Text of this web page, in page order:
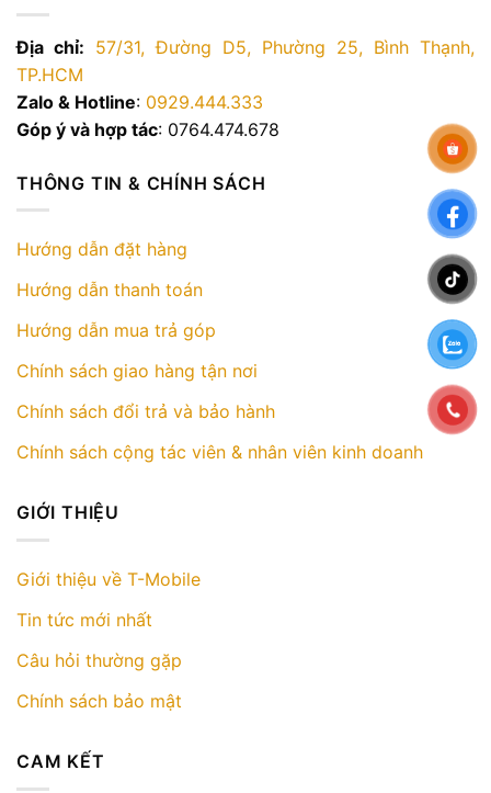
Địa chỉ: 57/31, Đường D5, Phường 25, Bình Thạnh,
TP.HCM
Zalo & Hotline: 0929.444.333
Góp ý và hợp tác: 0764.474.678
THÔNG TIN & CHÍNH SÁCH
Hướng dẫn đặt hàng
Hướng dẫn thanh toán
Hướng dẫn mua trả góp
Chính sách giao hàng tận nơi
Chính sách đổi trả và bảo hành
Chính sách cộng tác viên & nhân viên kinh doanh
GIỚI THIỆU
Giới thiệu về T-Mobile
Tin tức mới nhất
Câu hỏi thường gặp
Chính sách bảo mật
CAM KẾT